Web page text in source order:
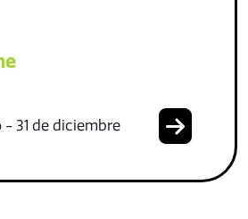
- 31 de diciembre